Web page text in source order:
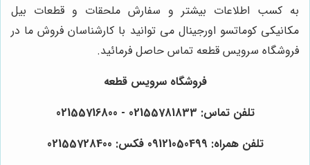
به کسب اطلاعات بیشتر و سفارش ملحقات و قطعات بیل
مکانیکی کوماتسو اورجینال می توانید با کارشناسان فروش ما در
فروشگاه سرویس قطعه تماس حاصل فرمائید.
فروشگاه سرویس قطعه
تلفن تماس: 02155781833 - 02155716800
تلفن همراه: 09121050499 فکس: 02155728400